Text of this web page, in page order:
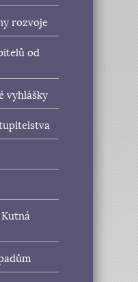
rozvoje
od
vyhlášky